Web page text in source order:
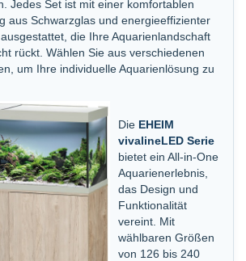
Jedes Set ist mit einer komfortablen
aus Schwarzglas und energieeffizienter
die Ihre Aquarienlandschaft
rückt. Wählen Sie aus verschiedenen
um Ihre individuelle Aquarienlösung zu
Die EHEIM
vivalineLED Serie
bietet ein All-in-One
Aquarienerlebnis,
das Design und
Funktionalität
vereint. Mit
wählbaren Größen
von 126 bis 240